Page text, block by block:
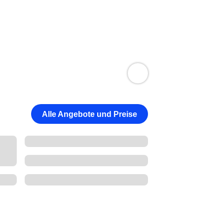
Alle Angebote und Preise